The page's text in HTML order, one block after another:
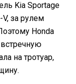
Kia Sportage
за рулем
Honda
на тротуар,